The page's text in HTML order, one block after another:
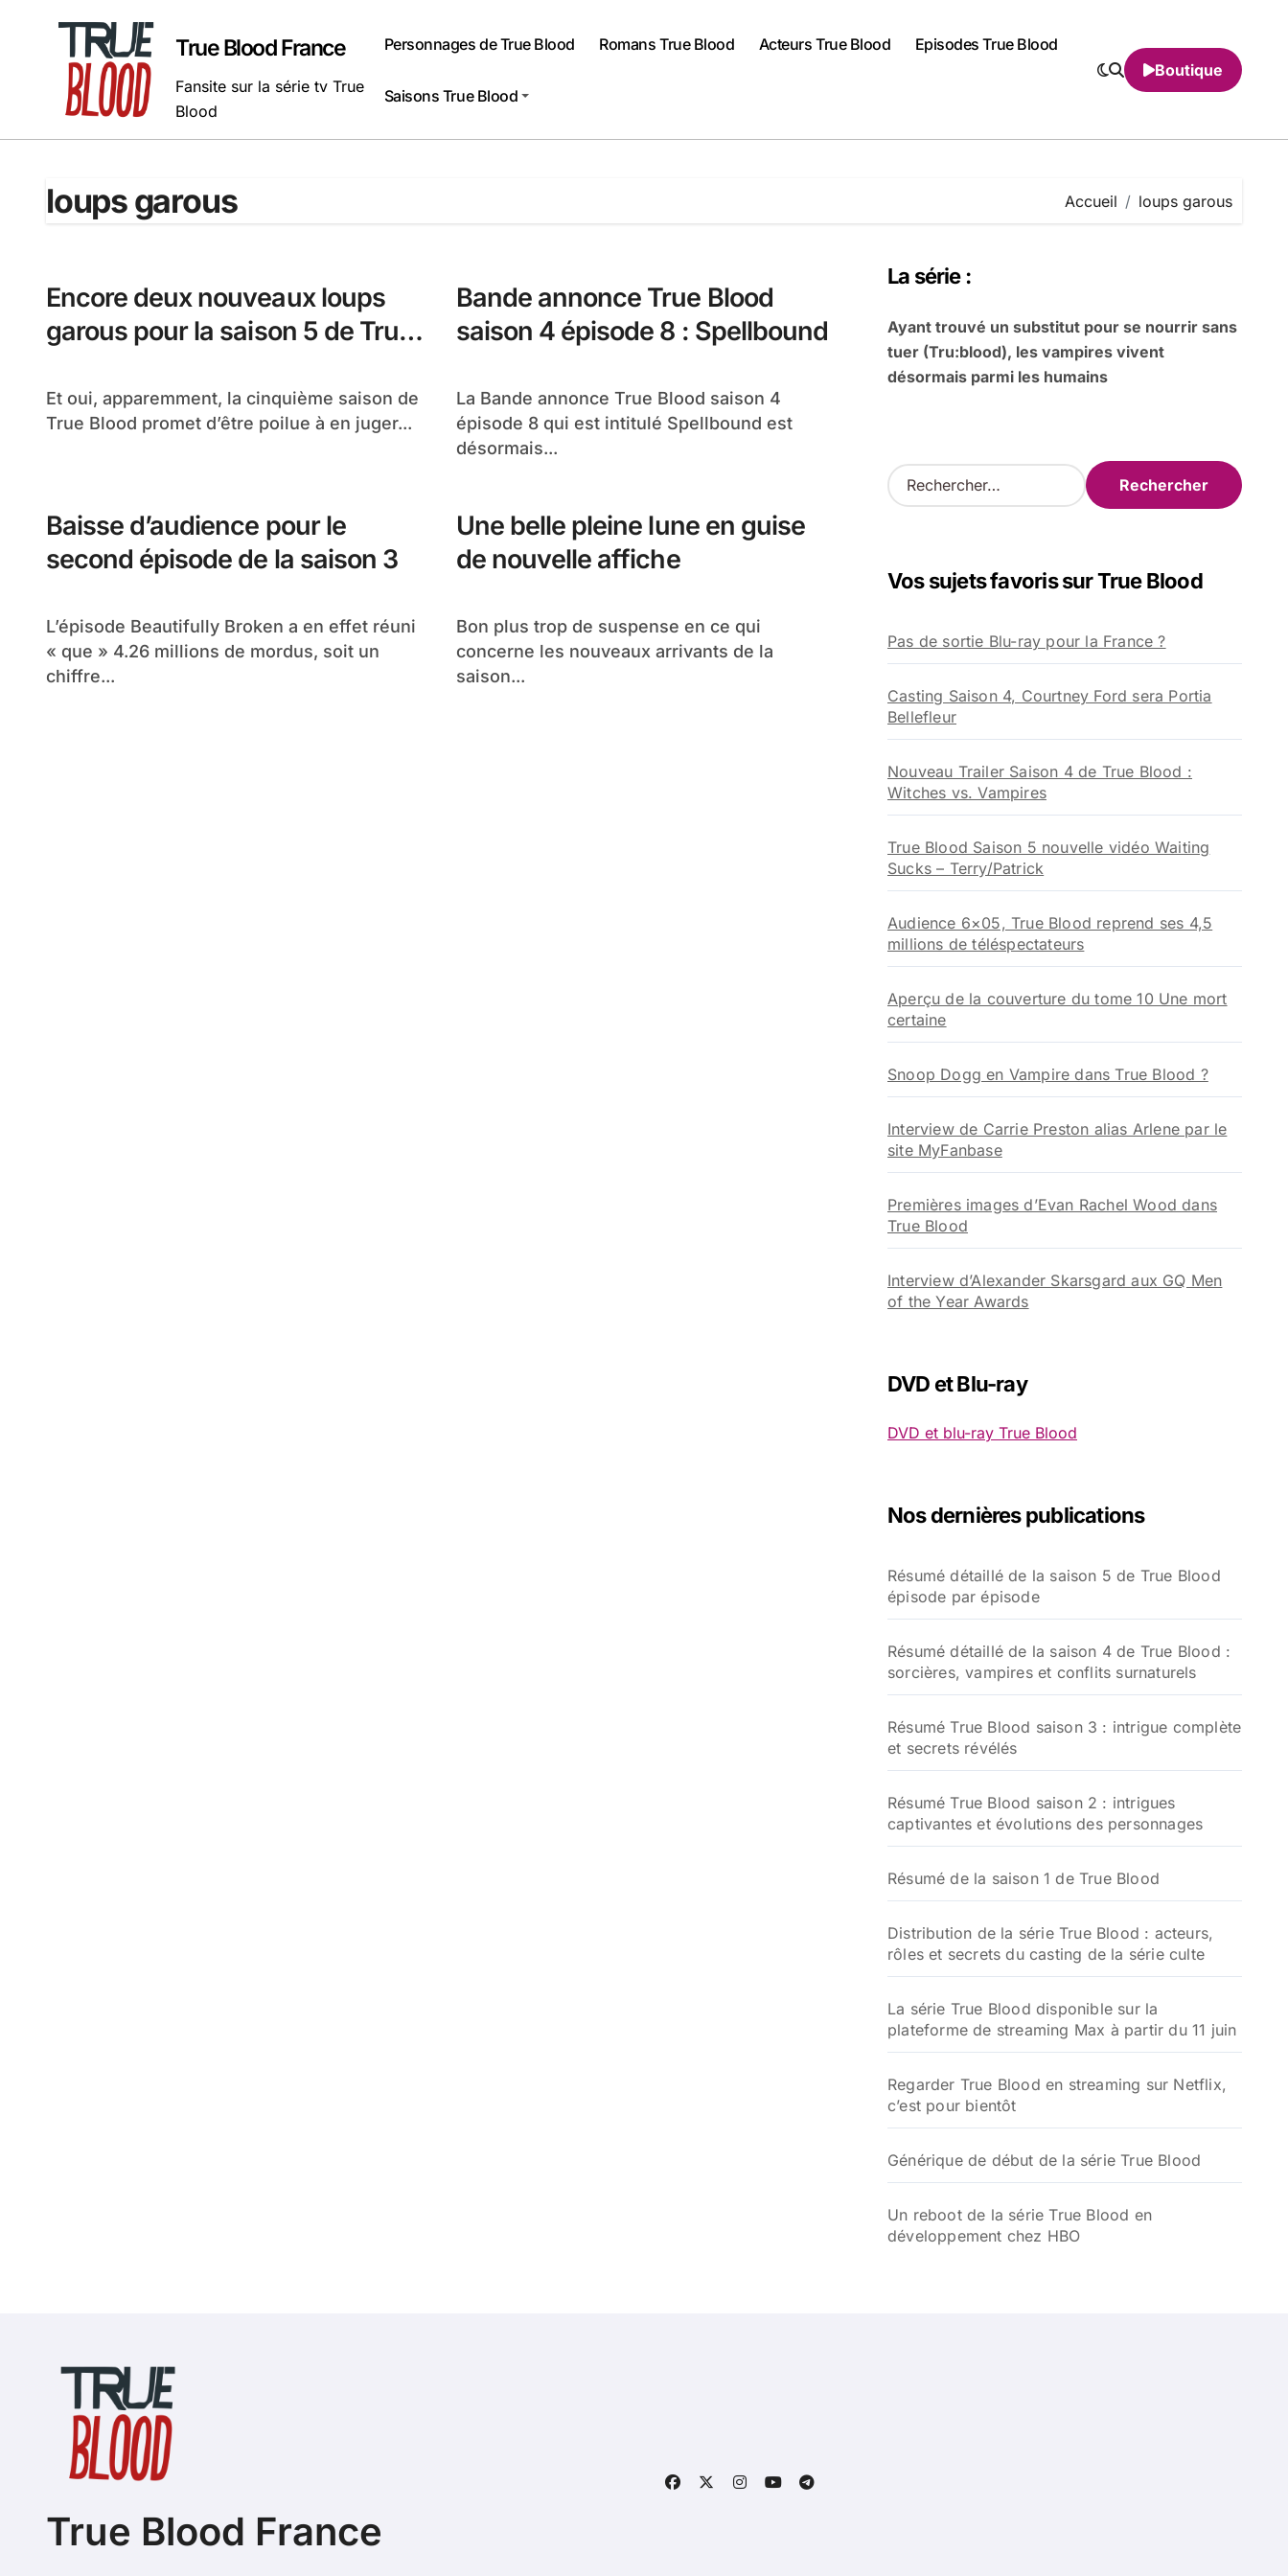
True Blood France
Fansite sur la série tv True
Blood
Personnages de True Blood Romans True Blood Acteurs True Blood Episodes True Blood
Saisons True Blood
Boutique
loups garous Accueil loups garous
Encore deux nouveaux loups
garous pour la saison 5 de True
Et oui, apparemment, la cinquième saison de
True Blood promet d’être poilue à en juger...
Bande annonce True Blood
saison 4 épisode 8 : Spellbound
La Bande annonce True Blood saison 4
épisode 8 qui est intitulé Spellbound est
désormais...
Baisse d’audience pour le
second épisode de la saison 3
L’épisode Beautifully Broken a en effet réuni
« que » 4.26 millions de mordus, soit un
chiffre...
Une belle pleine lune en guise
de nouvelle affiche
Bon plus trop de suspense en ce qui
concerne les nouveaux arrivants de la
saison...
La série :
Ayant trouvé un substitut pour se nourrir sans
tuer (Tru:blood), les vampires vivent
désormais parmi les humains
R
e
r
e
r
:
Vos sujets favoris sur True Blood
Pas de sortie Blu-ray pour la France ?
Casting Saison 4, Courtney Ford sera Portia
Bellefleur
Nouveau Trailer Saison 4 de True Blood :
Witches vs. Vampires
True Blood Saison 5 nouvelle vidéo Waiting
Sucks – Terry/Patrick
Audience 6×05, True Blood reprend ses 4,5
millions de téléspectateurs
Aperçu de la couverture du tome 10 Une mort
certaine
Snoop Dogg en Vampire dans True Blood ?
Interview de Carrie Preston alias Arlene par le
site MyFanbase
Premières images d’Evan Rachel Wood dans
True Blood
Interview d’Alexander Skarsgard aux GQ Men
of the Year Awards
DVD et Blu-ray
DVD et blu-ray True Blood
Nos dernières publications
Résumé détaillé de la saison 5 de True Blood
épisode par épisode
Résumé détaillé de la saison 4 de True Blood :
sorcières, vampires et conflits surnaturels
Résumé True Blood saison 3 : intrigue complète
et secrets révélés
Résumé True Blood saison 2 : intrigues
captivantes et évolutions des personnages
Résumé de la saison 1 de True Blood
Distribution de la série True Blood : acteurs,
rôles et secrets du casting de la série culte
La série True Blood disponible sur la
plateforme de streaming Max à partir du 11 juin
Regarder True Blood en streaming sur Netflix,
c’est pour bientôt
Générique de début de la série True Blood
Un reboot de la série True Blood en
développement chez HBO
True Blood France